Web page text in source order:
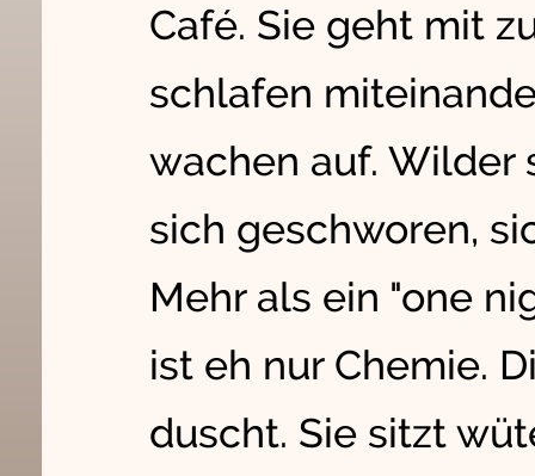
Café. Sie geht mit
schlafen
wachen auf. Wilder
sich geschworen,
Mehr als ein "one
ist eh nur Chemie.
duscht. Sie sitzt